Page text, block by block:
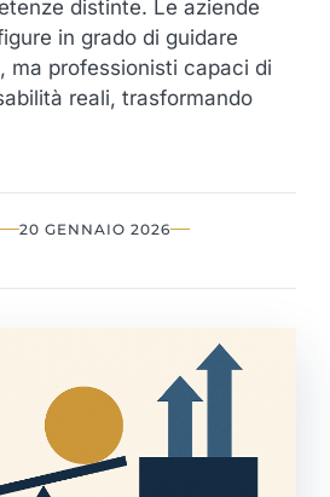
distinte. Le aziende
in grado di guidare
ma professionisti capaci di
reali, trasformando
20 GENNAIO 2026